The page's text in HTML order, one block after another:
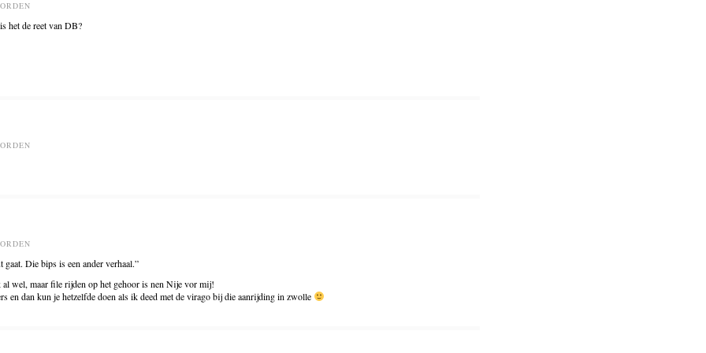
het de reet van DB?
Die bips is een ander verhaal.”
wel, maar file rijden op het gehoor is nen Nije vor mij!
en dan kun je hetzelfde doen als ik deed met de virago bij die aanrijding in zwolle